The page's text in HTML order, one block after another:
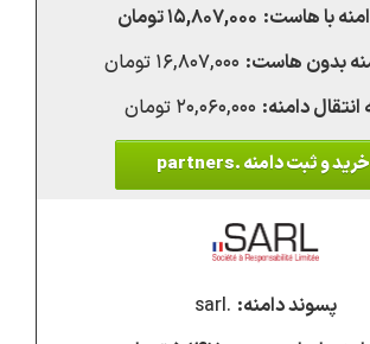
۱۵,۸۰۷,۰۰۰ تومان
۱۶,۸۰۷,۰۰۰ تومان
۲۰,۰۶۰,۰۰۰ تومان
خرید و ثبت دامنه .partners
.sarl